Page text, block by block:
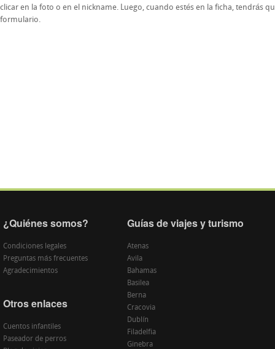
clicar en la foto o en el nickname. Luego, cuando estés en la ficha, tendrás
formulario.
¿Quiénes somos?
Condiciones legales
Preguntas más frecuentes
Agradecimientos
Otros enlaces
Cuentos infantiles
Paseador de perros
Guías de viajes y turismo
Atenas
Avila
Bahamas
Basilea
Berna
Cracovia
Dublín
Filadelfia
Ginebra